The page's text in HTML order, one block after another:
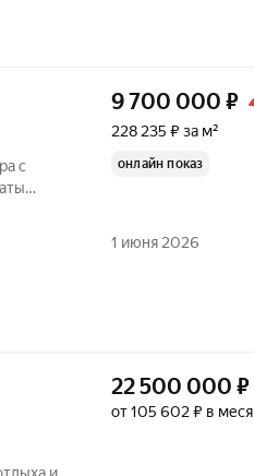
c
9 700 000 ₽
228 235 ₽ за м²
онлайн показ
1 июня 2026
22 500 000 ₽
от 105 602 ₽ в